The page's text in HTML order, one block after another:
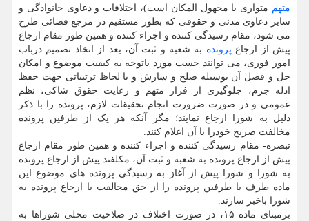
متهم متواری یا مجهول المکان است)، اختلافات و دعاوی خانوادگی و
سایر دعاوی مدنی و حقوقی که بطور مستقیم در مرجع قضائی طرح
می­ شود، مقام رسیدگی کننده و اجراء کننده و همین طور مقام ارجاع
پیش از ارجاع پرونده به شعبه و ثبت آن، بعد از اتخاذ تصمیم درباب
امور فوری، می‏ توانند حسب مورد باتوجه به کیفیت موضوع و امکان
حل و فصل آن بوسیله صلح و سازش و با لحاظ ترتیباتی جهت حفظ
ادله جرم، جلوگیری از فرار متهم و رعایت حقوق شاکی، نظم
عمومی و در صورت ضرورت انجام تحقیقات لازم، پرونده را با ذکر
دلیل به شورا ارجاع نمایند؛ مگر آنکه هر یک از طرفین پرونده
مخالفت صریح خودرا با آن اعلام کنند.
تبصره- مقام رسیدگی کننده و اجراء کننده و همین طور مقام ارجاع
پیش از ارجاع پرونده به شعبه و ثبت آن، مکلفند پیش از ارجاع پرونده
به شورا و شورا پیش از آغاز به رسیدگی پرونده ­های موضوع این
ماده طرف یا طرفین پرونده را از حق مخالفت با ارجاع پرونده به
شورا باخبر سازند.
برمبنای ماده ۱۵، در صورت اختلاف در صلاحیت محلی شوراها به